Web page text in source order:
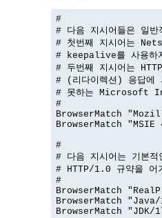
#
# 다음 지시어들은 일반
# 첫번째 지시어는
# keepalive를 사용하
# 두번째 지시어는
# (리다이렉션) 응답에
# 못하는 Microsoft
#
BrowserMatch
BrowserMatch
#
# 다음 지시어는 기본
# HTTP/1.0 규약을 어
#
BrowserMatch
BrowserMatch
BrowserMatch